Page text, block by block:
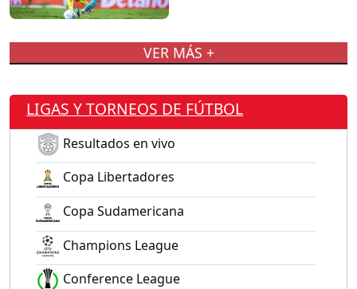
VER MÁS +
LIGAS Y TORNEOS DE FÚTBOL
Resultados en vivo
Copa Libertadores
Copa Sudamericana
Champions League
Conference League